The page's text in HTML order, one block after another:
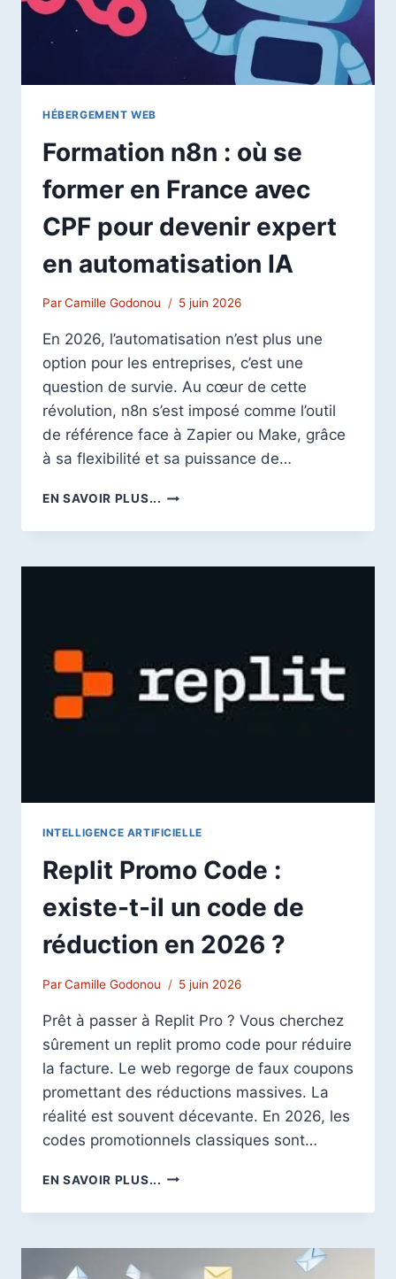
HÉBERGEMENT WEB
Formation n8n : où se
former en France avec
CPF pour devenir expert
en automatisation IA
ParCamille Godonou 5 juin 2026
En 2026, l’automatisation n’est plus une
option pour les entreprises, c’est une
question de survie. Au cœur de cette
révolution, n8n s’est imposé comme l’outil
de référence face à Zapier ou Make, grâce
à sa flexibilité et sa puissance de…
EN SAVOIR PLUS... FORMATION
:
SE
POUR
DEVENIR
INTELLIGENCE ARTIFICIELLE
Replit Promo Code :
existe-t-il un code de
réduction en 2026 ?
ParCamille Godonou 5 juin 2026
Prêt à passer à Replit Pro ? Vous cherchez
sûrement un replit promo code pour réduire
la facture. Le web regorge de faux coupons
promettant des réductions massives. La
réalité est souvent décevante. En 2026, les
codes promotionnels classiques sont…
EN SAVOIR PLUS... REPLIT
CODE
EXISTE-